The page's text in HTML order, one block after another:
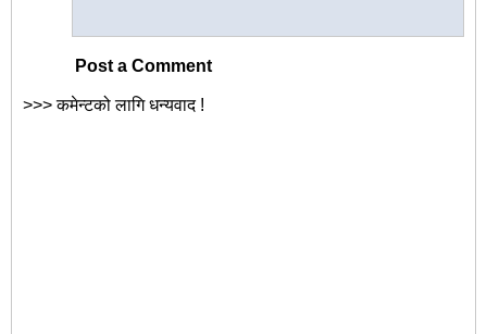
Post a Comment
>>> कमेन्टको लागि धन्यवाद !